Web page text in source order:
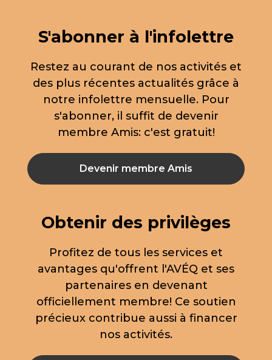
S'abonner à l'infolettre
Restez au courant de nos activités et
des plus récentes actualités grâce à
notre infolettre mensuelle. Pour
s'abonner, il suffit de devenir
membre Amis: c'est gratuit!
Devenir membre Amis
Obtenir des privilèges
Profitez de tous les services et
avantages qu'offrent l'AVÉQ et ses
partenaires en devenant
officiellement membre! Ce soutien
précieux contribue aussi à financer
nos activités.